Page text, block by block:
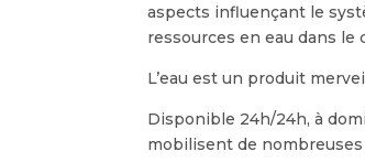
aspects influençant le
ressources en eau dans le
L’eau est un produit
Disponible 24h/24h, à
mobilisent de